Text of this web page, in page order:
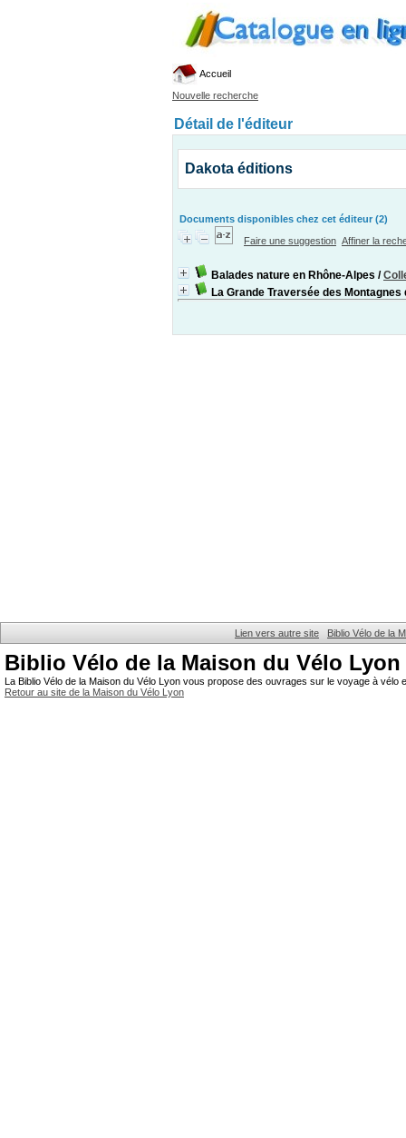
Accueil
Nouvelle recherche
Détail de l'éditeur
Dakota éditions
Documents disponibles chez cet éditeur (2)
Faire une suggestion Affiner la
Balades nature en Rhône-Alpes /
La Grande Traversée des Montagnes
Lien vers autre site Biblio Vélo de la
Biblio Vélo de la Maison du Vélo Lyon
La Biblio Vélo de la Maison du Vélo Lyon vous propose des ouvrages sur le voyage à
Retour au site de la Maison du Vélo Lyon